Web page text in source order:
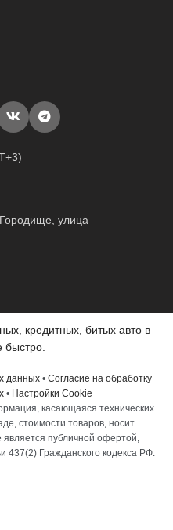
улица
кредитных, битых авто в
данных• Согласие на обработку
• Настройки Cookie
касающаяся технических
стоимости товаров, носит
публичной офертой,
Гражданского кодекса РФ.